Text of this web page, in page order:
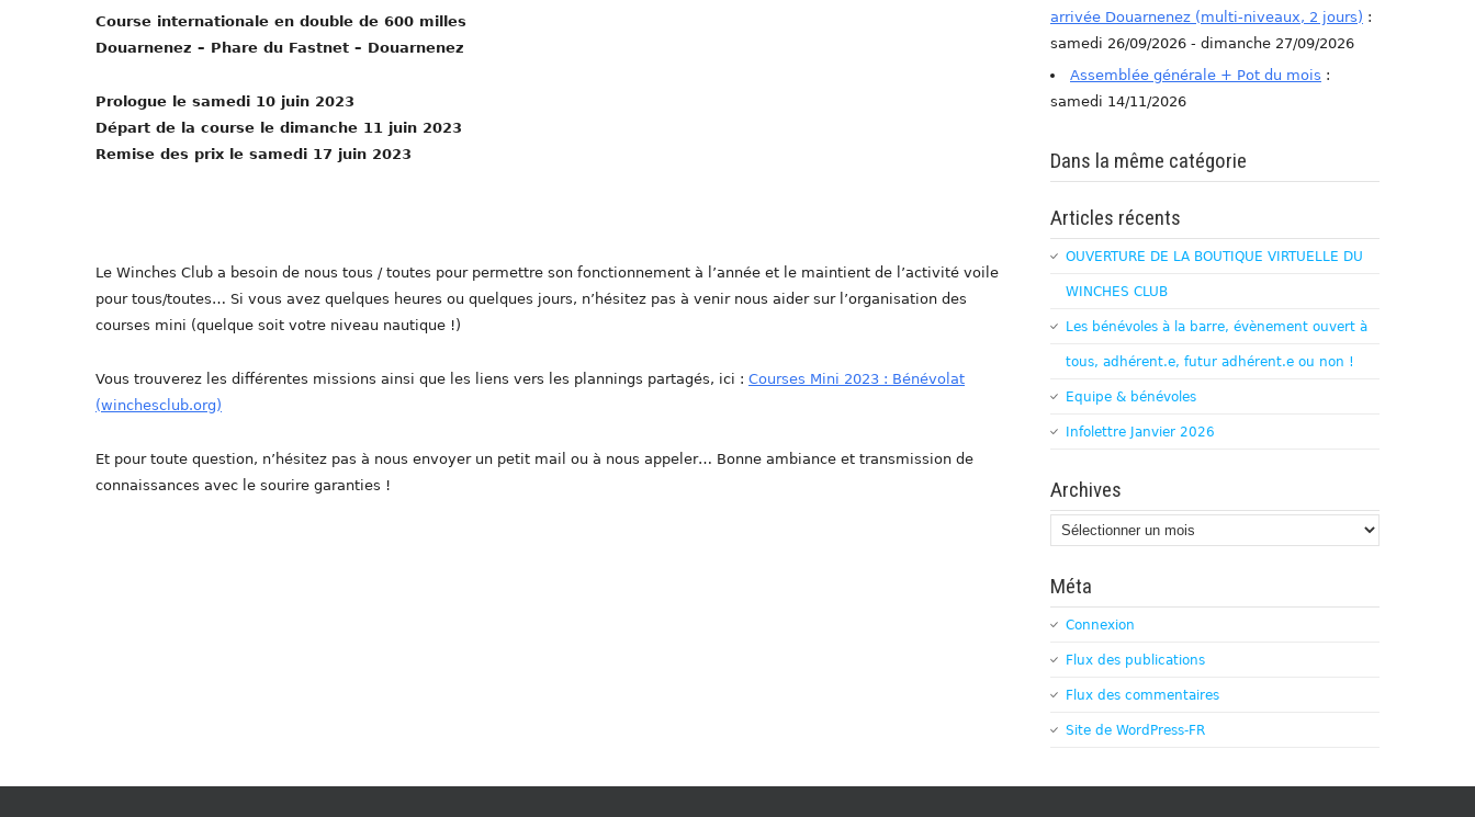
Course internationale en double de 600 milles
Douarnenez – Phare du Fastnet – Douarnenez
Prologue le samedi 10 juin 2023
Départ de la course le dimanche 11 juin 2023
Remise des prix le samedi 17 juin 2023
Le Winches Club a besoin de nous tous / toutes pour permettre son fonctionnement à l’année et le maintient de l’activité voile
pour tous/toutes… Si vous avez quelques heures ou quelques jours, n’hésitez pas à venir nous aider sur l’organisation des
courses mini (quelque soit votre niveau nautique !)
Vous trouverez les différentes missions ainsi que les liens vers les plannings partagés, ici : Courses Mini 2023 : Bénévolat
(winchesclub.org)
Et pour toute question, n’hésitez pas à nous envoyer un petit mail ou à nous appeler… Bonne ambiance et transmission de
connaissances avec le sourire garanties !
arrivée Douarnenez (multi-niveaux, 2 jours) :
samedi 26/09/2026 - dimanche 27/09/2026
Assemblée générale + Pot du mois :
samedi 14/11/2026
Dans la même catégorie
Articles récents
OUVERTURE DE LA BOUTIQUE VIRTUELLE DU
WINCHES CLUB
Les bénévoles à la barre, évènement ouvert à
tous, adhérent.e, futur adhérent.e ou non !
Equipe & bénévoles
Infolettre Janvier 2026
Archives
Archives
Méta
Connexion
Flux des publications
Flux des commentaires
Site de WordPress-FR